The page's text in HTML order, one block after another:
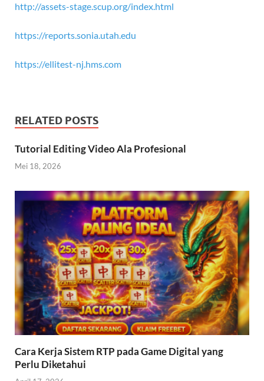
http://assets-stage.scup.org/index.html
https://reports.sonia.utah.edu
https://ellitest-nj.hms.com
RELATED POSTS
Tutorial Editing Video Ala Profesional
Mei 18, 2026
Cara Kerja Sistem RTP pada Game Digital yang
Perlu Diketahui